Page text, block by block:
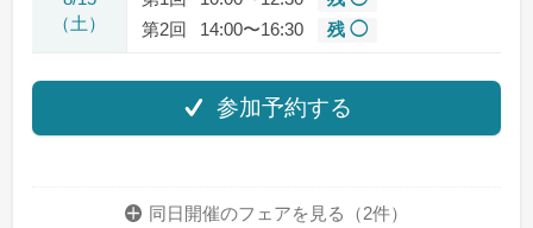
（土）
第2回
14:00〜16:30 残 ◯
参加予約する
同日開催のフェアを 見る（2件）